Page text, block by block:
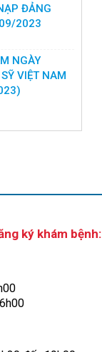
ĐẢNG
2023
NGÀY
VIỆT NAM
ký khám bệnh: